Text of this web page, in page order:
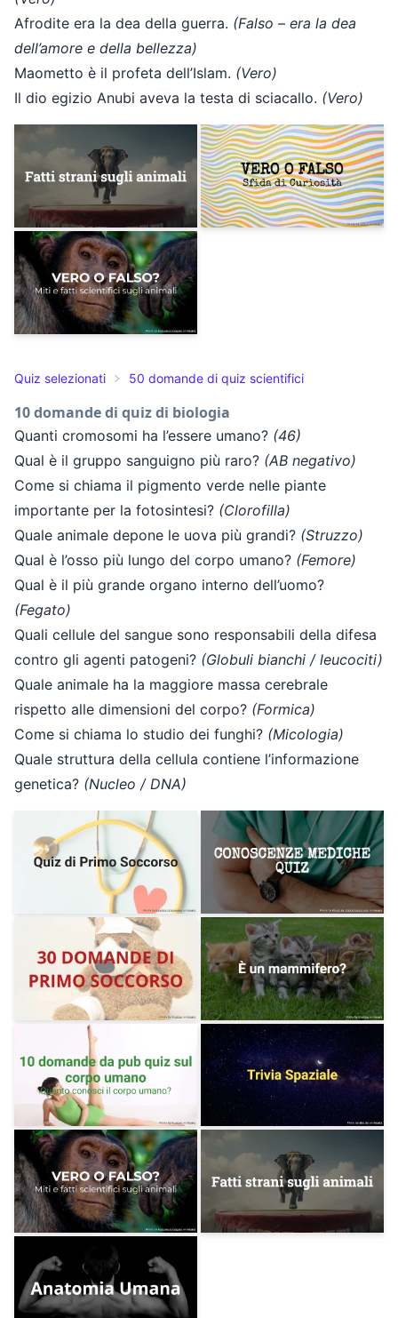
Afrodite era la dea della guerra. (Falso – era la dea
dell’amore e della bellezza)
Maometto è il profeta dell’Islam. (Vero)
Il dio egizio Anubi aveva la testa di sciacallo. (Vero)
Quiz selezionati 50 domande di quiz scientifici
10 domande di quiz di biologia
Quanti cromosomi ha l’essere umano? (46)
Qual è il gruppo sanguigno più raro? (AB negativo)
Come si chiama il pigmento verde nelle piante
importante per la fotosintesi? (Clorofilla)
Quale animale depone le uova più grandi? (Struzzo)
Qual è l’osso più lungo del corpo umano? (Femore)
Qual è il più grande organo interno dell’uomo?
(Fegato)
Quali cellule del sangue sono responsabili della difesa
contro gli agenti patogeni? (Globuli bianchi / leucociti)
Quale animale ha la maggiore massa cerebrale
rispetto alle dimensioni del corpo? (Formica)
Come si chiama lo studio dei funghi? (Micologia)
Quale struttura della cellula contiene l’informazione
genetica? (Nucleo / DNA)